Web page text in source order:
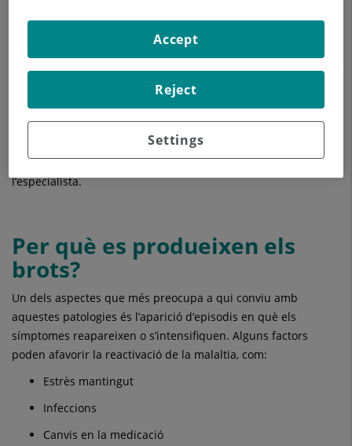
Presència de sang a les femtes
Pèrdua de pes involuntària
Febre en alguns casos
És important consultar davant de símptomes digestius
persistents, ja que el diagnòstic precoç permet iniciar un
tractament adequat i evitar complicacions", indica
l’especialista.
Per què es produeixen els
brots?
Un dels aspectes que més preocupa a qui conviu amb
aquestes patologies és l’aparició d’episodis en què els
símptomes reapareixen o s’intensifiquen. Alguns factors
poden afavorir la reactivació de la malaltia, com:
Estrès mantingut
Infeccions
Canvis en la medicació
Settings
Reject
Accept